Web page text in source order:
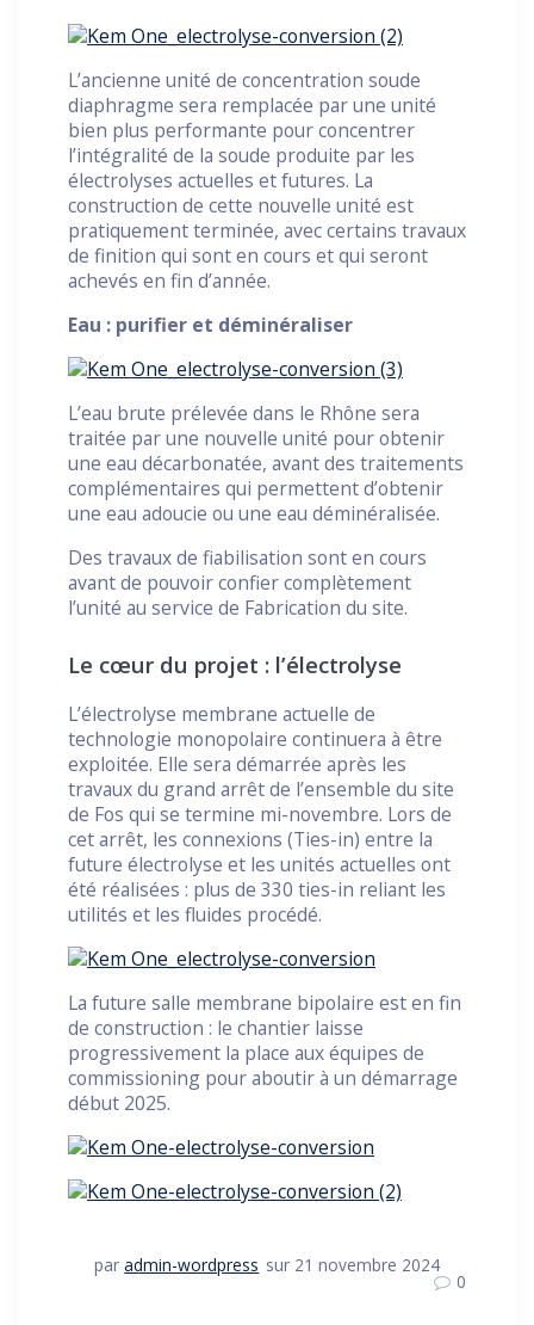
L’ancienne unité de concentration soude
diaphragme sera remplacée par une unité
bien plus performante pour concentrer
l’intégralité de la soude produite par les
électrolyses actuelles et futures. La
construction de cette nouvelle unité est
pratiquement terminée, avec certains travaux
de finition qui sont en cours et qui seront
achevés en fin d’année.
Eau : purifier et déminéraliser
L’eau brute prélevée dans le Rhône sera
traitée par une nouvelle unité pour obtenir
une eau décarbonatée, avant des traitements
complémentaires qui permettent d’obtenir
une eau adoucie ou une eau déminéralisée.
Des travaux de fiabilisation sont en cours
avant de pouvoir confier complètement
l’unité au service de Fabrication du site.
Le cœur du projet : l’électrolyse
L’électrolyse membrane actuelle de
technologie monopolaire continuera à être
exploitée. Elle sera démarrée après les
travaux du grand arrêt de l’ensemble du site
de Fos qui se termine mi-novembre. Lors de
cet arrêt, les connexions (Ties-in) entre la
future électrolyse et les unités actuelles ont
été réalisées : plus de 330 ties-in reliant les
utilités et les fluides procédé.
La future salle membrane bipolaire est en fin
de construction : le chantier laisse
progressivement la place aux équipes de
commissioning pour aboutir à un démarrage
début 2025.
paradmin-wordpress sur 21 novembre 2024
0